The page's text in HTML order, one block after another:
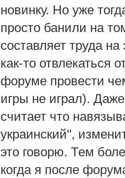
новинку. Но уже
просто банили на
составляет труда
как-то отвлекаться
форуме провести
игры не играл).
считает что
украинский",
это говорю. Тем
когда я после